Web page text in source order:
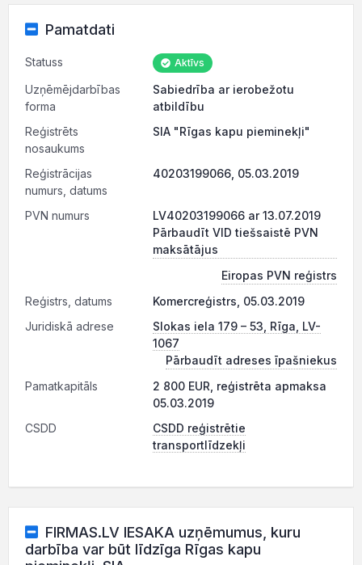
Pamatdati
Statuss Aktīvs
Uzņēmējdarbības
forma
Sabiedrība ar ierobežotu
atbildību
Reģistrēts
nosaukums
SIA "Rīgas kapu pieminekļi"
Reģistrācijas
numurs, datums
40203199066, 05.03.2019
PVN numurs
LV40203199066 ar 13.07.2019
Pārbaudīt VID tiešsaistē PVN
maksātājus
Eiropas PVN reģistrs
Reģistrs, datums
Komercreģistrs, 05.03.2019
Juridiskā adrese
Slokas iela 179 – 53, Rīga, LV-
1067
Pārbaudīt adreses īpašniekus
Pamatkapitāls
2 800 EUR, reģistrēta apmaksa
05.03.2019
CSDD
CSDD reģistrētie
transportlīdzekļi
FIRMAS.LV IESAKA uzņēmumus, kuru
darbība var būt līdzīga Rīgas kapu